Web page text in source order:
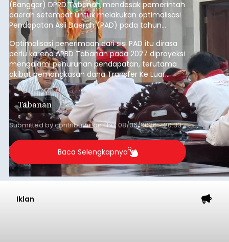
(Banggar) DPRD Tabanan mendesak pemerintah
daerah setempat untuk melakukan optimalisasi
Pendapatan Asli Daerah (PAD) pada tahun
anggaran 2027.
Optimalisasi penerimaan dari sisi PAD itu dirasa
perlu karena APBD Tabanan pada 2027 diproyeksi
mengalami penurunan pendapatan, terutama
akibat pemangkasan dana Transfer Ke Luar
Daerah (TKD) dari pemerintah pusat.
Tabanan
Submitted bycontributoronThu, 08/06/2026 - 20:33
Baca Selengkapnya
Iklan